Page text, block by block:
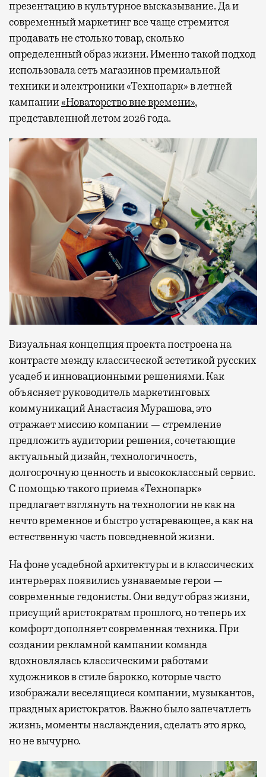
презентацию в культурное высказывание. Да и
современный маркетинг все чаще стремится
продавать не столько товар, сколько
определенный образ жизни. Именно такой подход
использовала сеть магазинов премиальной
техники и электроники «Технопарк» в летней
кампании«Новаторство вне времени»,
представленной летом 2026 года.
Визуальная концепция проекта построена на
контрасте между классической эстетикой русских
усадеб и инновационными решениями. Как
объясняет руководитель маркетинговых
коммуникаций Анастасия Мурашова, это
отражает миссию компании — стремление
предложить аудитории решения, сочетающие
актуальный дизайн, технологичность,
долгосрочную ценность и высококлассный сервис.
С помощью такого приема «Технопарк»
предлагает взглянуть на технологии не как на
нечто временное и быстро устаревающее, а как на
естественную часть повседневной жизни.
На фоне усадебной архитектуры и в классических
интерьерах появились узнаваемые герои —
современные гедонисты. Они ведут образ жизни,
присущий аристократам прошлого, но теперь их
комфорт дополняет современная техника. При
создании рекламной кампании команда
вдохновлялась классическими работами
художников в стиле барокко, которые часто
изображали веселящиеся компании, музыкантов,
праздных аристократов. Важно было запечатлеть
жизнь, моменты наслаждения, сделать это ярко,
но не вычурно.